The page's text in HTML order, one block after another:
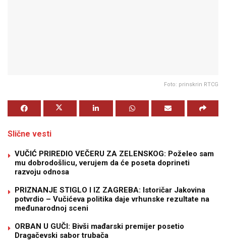
Foto: prinskrin RTCG
Slične vesti
VUČIĆ PRIREDIO VEČERU ZA ZELENSKOG: Poželeo sam
mu dobrodošlicu, verujem da će poseta doprineti
razvoju odnosa
PRIZNANJE STIGLO I IZ ZAGREBA: Istoričar Jakovina
potvrdio – Vučićeva politika daje vrhunske rezultate na
međunarodnoj sceni
ORBAN U GUČI: Bivši mađarski premijer posetio
Dragačevski sabor trubača